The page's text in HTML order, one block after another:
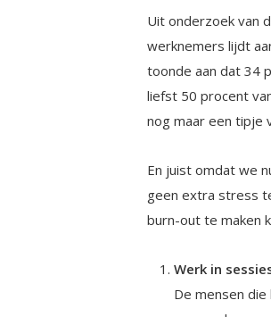
Uit onderzoek van
werknemers lijdt
toonde aan dat 34
liefst 50 procent
nog maar een tipje
En juist omdat we
geen extra stress
burn-out te maken
Werk in
De mensen